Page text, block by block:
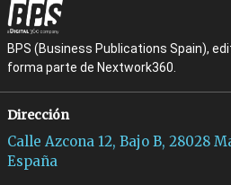
BPS (Business Publications Spain),
forma parte de Nextwork360.
Dirección
Calle Azcona 12, Bajo B, 28028
España